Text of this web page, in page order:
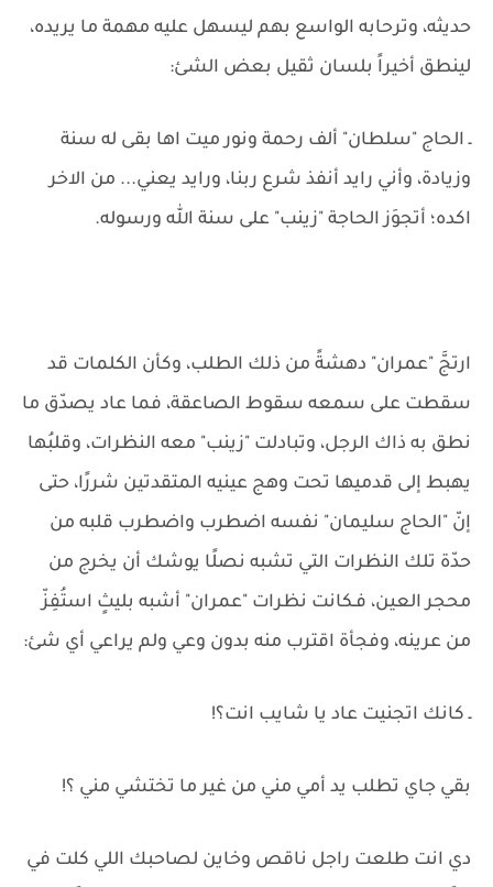
حديثه، وترحابه الواسع بهم ليسهل عليه مهمة ما يريده،
لينطق أخيراً بلسان ثقيل بعض الشئ:
ـ الحاج "سلطان" ألف رحمة ونور ميت اها بقى له سنة
وزيادة، وأني رايد أنفذ شرع ربنا، ورايد يعني... من الاخر
اكده؛ أتجوَز الحاجة "زينب" على سنة الله ورسوله.
ارتجَّ "عمران" دهشةً من ذلك الطلب، وكأن الكلمات قد
سقطت على سمعه سقوط الصاعقة، فما عاد يصدّق ما
نطق به ذاك الرجل، وتبادلت "زينب" معه النظرات، وقلبُها
يهبط إلى قدميها تحت وهج عينيه المتقدتين شررًا، حتى
إنّ "الحاج سليمان" نفسه اضطرب واضطرب قلبه من
حدّة تلك النظرات التي تشبه نصلًا يوشك أن يخرج من
محجر العين، فـكانت نظرات "عمران" أشبه بليثٍ استُفِزّ
من عرينه، وفجأة اقترب منه بدون وعي ولم يراعي أي شئ:
ـ كانك اتجنيت عاد يا شايب انت؟!
بقي جاي تطلب يد أمي مني من غير ما تختشي مني ؟!
دي انت طلعت راجل ناقص وخاين لصاحبك اللي كلت في